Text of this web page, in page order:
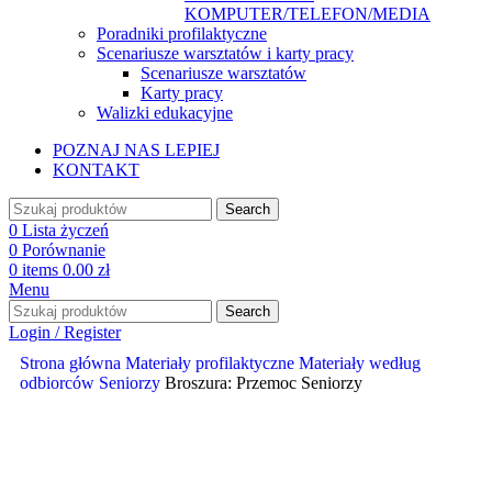
KOMPUTER/TELEFON/MEDIA
Poradniki profilaktyczne
Scenariusze warsztatów i karty pracy
Scenariusze warsztatów
Karty pracy
Walizki edukacyjne
POZNAJ NAS LEPIEJ
KONTAKT
Search
0 Lista życzeń
0 Porównanie
0 items 0.00 zł
Menu
Search
Login / Register
Strona główna Materiały profilaktyczne Materiały według
odbiorców Seniorzy Broszura: Przemoc Seniorzy